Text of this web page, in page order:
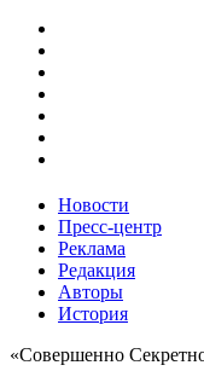
Новости
Пресс-центр
Реклама
Редакция
Авторы
История
«Совершенно